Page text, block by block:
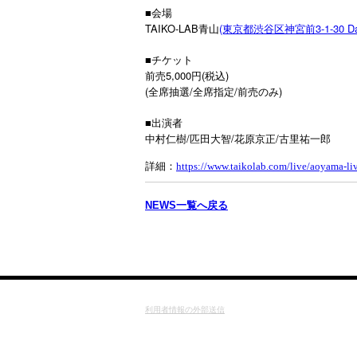
■会場
TAIKO-LAB青山(東京都渋谷区神宮前3-1-30
■チケット
前売5,000円(税込)
(全席抽選/全席指定/前売のみ)
■出演者
中村仁樹/匹田大智/花原京正/古里祐一郎
詳細： https://www.taikolab.com/live/aoyama-
NEWS一覧へ戻る
利用者情報の外部送信